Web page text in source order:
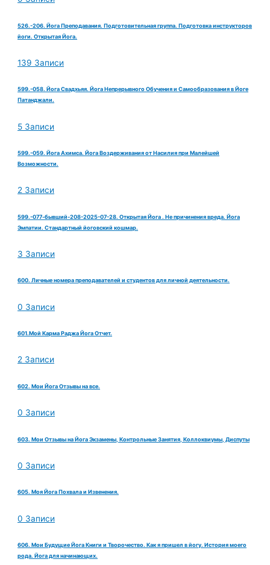
526.-206. Йога Преподавания. Подготовительная группа. Подготовка инструкторов
йоги. Открытая Йога.
139 Записи
599.-058. Йога Свадхьяя. Йога Непрерывного Обучения и Самообразования в Йоге
Патанджали.
5 Записи
599.-059. Йога Ахимса. Йога Воздерживания от Насилия при Малейшей
Возможности.
2 Записи
599.-077-бывший-208-2025-07-28. Открытая Йога . Не причинения вреда. Йога
Эмпатии. Стандартный йоговский кошмар.
3 Записи
600. Личные номера преподавателей и студентов для личной деятельности.
0 Записи
601.Мой Карма Раджа Йога Отчет.
2 Записи
602. Мои Йога Отзывы на все.
0 Записи
603. Мои Отзывы на Йога Экзамены, Контрольные Занятия, Коллоквиумы, Диспуты
0 Записи
605. Моя Йога Похвала и Извенения.
0 Записи
606. Мои Будущие Йога Книги и Творочество. Как я пришел в йогу. История моего
рода. Йога для начинающих.